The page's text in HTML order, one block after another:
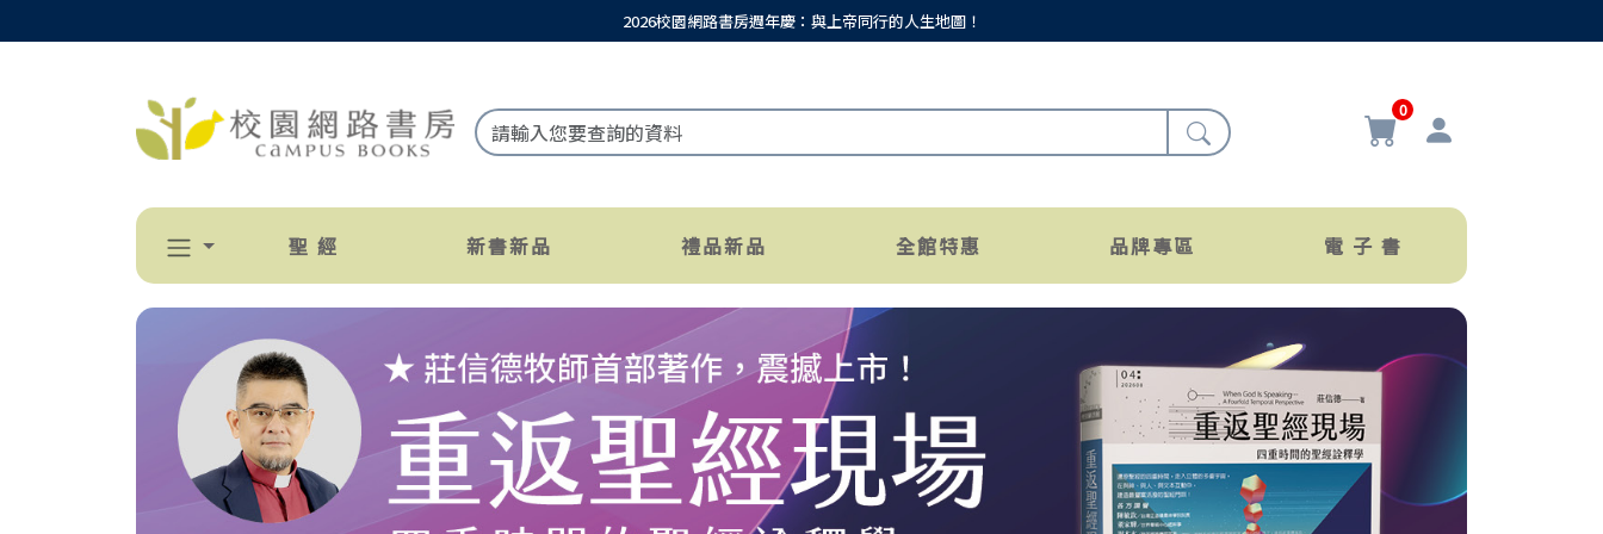
2026校園網路書房週年慶：與上帝同行的人生地圖！
0
聖 經 新書新品 禮品新品 全館特惠 品牌專區 電 子 書